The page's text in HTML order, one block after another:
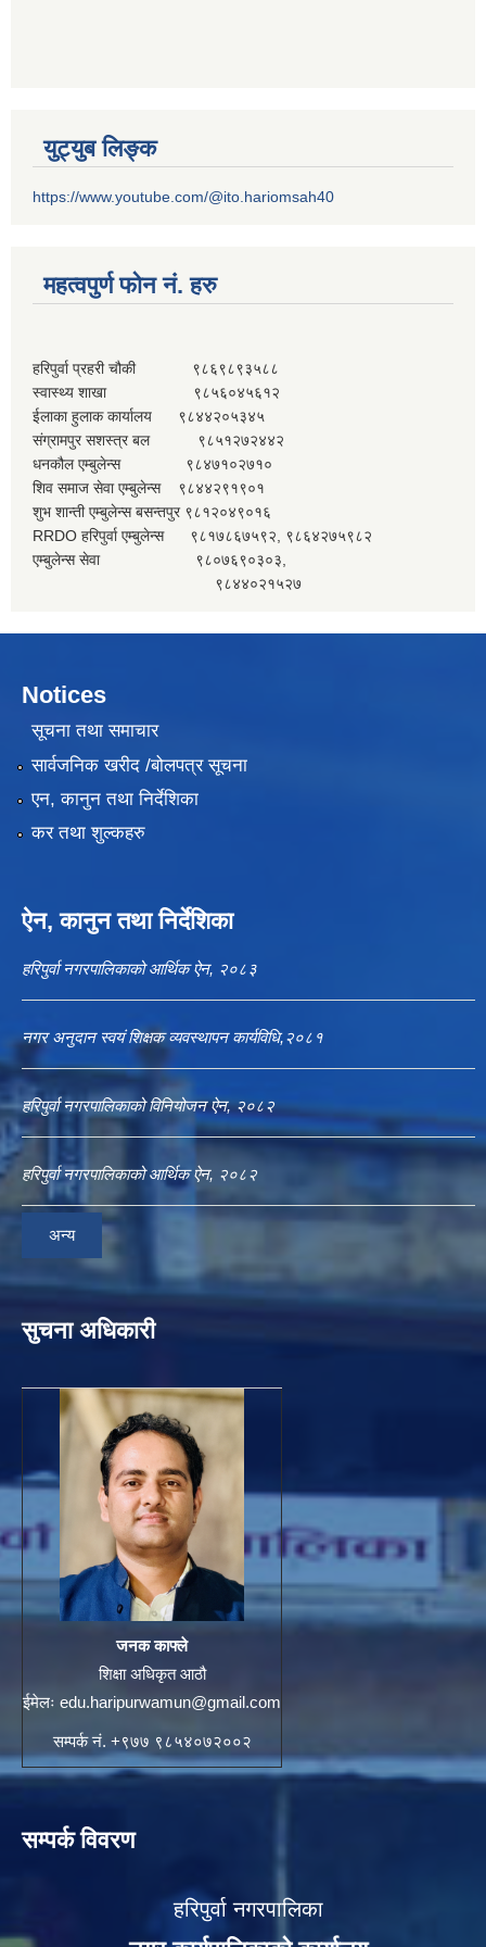
युट्युब लिङ्क
https://www.youtube.com/@ito.hariomsah40
महत्वपुर्ण फोन नं. हरु
हरिपुर्वा प्रहरी चौकी ९८६९८९३५८८
स्वास्थ्य शाखा ९८५६०४५६१२
ईलाका हुलाक कार्यालय ९८४४२०५३४५
संग्रामपुर सशस्त्र बल ९८५१२७२४४२
धनकौल एम्बुलेन्स ९८४७१०२७१०
शिव समाज सेवा एम्बुलेन्स ९८४४२९१९०१
शुभ शान्ती एम्बुलेन्स बसन्तपुर ९८१२०४९०१६
RRDO हरिपुर्वा एम्बुलेन्स ९८१७८६७५९२, ९८६४२७५९८२
एम्बुलेन्स सेवा ९८०७६९०३०३,
९८४४०२१५२७
Notices
सूचना तथा समाचार
सार्वजनिक खरीद /बोलपत्र सूचना
एन, कानुन तथा निर्देशिका
कर तथा शुल्कहरु
ऐन, कानुन तथा निर्देशिका
हरिपुर्वा नगरपालिकाको आर्थिक ऐन, २०८३
नगर अनुदान स्वयं शिक्षक व्यवस्थापन कार्यविधि,२०८१
हरिपुर्वा नगरपालिकाको विनियोजन ऐन, २०८२
हरिपुर्वा नगरपालिकाको आर्थिक ऐन, २०८२
अन्य
सुचना अधिकारी
जनक काफ्ले
शिक्षा अधिकृत आठौ
ईमेलः edu.haripurwamun@gmail.com
सम्पर्क नं. +९७७ ९८५४०७२००२
सम्पर्क विवरण
हरिपुर्वा नगरपालिका